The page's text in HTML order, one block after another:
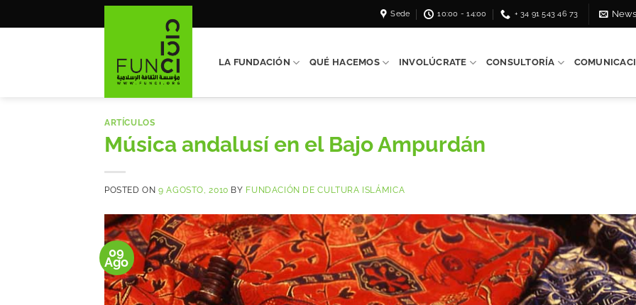
al
Sede 10:00 - 14:00 + 34 91 543 46 73
LA FUNDACIÓN QUÉ HACEMOS INVOLÚCRATE CONSULTORÍA
ARTÍCULOS
Música andalusí en el Bajo Ampurdán
POSTED ON9 AGOSTO, 2010 BY FUNDACIÓN DE CULTURA ISLÁMICA
09
Ago